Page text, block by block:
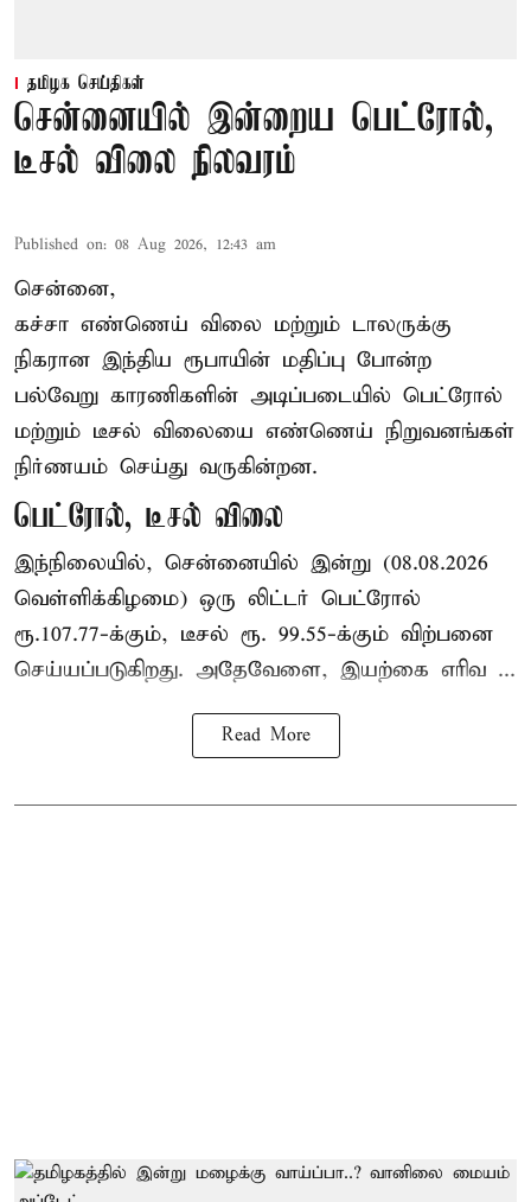
தமிழக செய்திகள்
சென்னையில் இன்றைய பெட்ரோல்,
டீசல் விலை நிலவரம்
Published on: 08 Aug 2026, 12:43 am
சென்னை,
கச்சா எண்ணெய் விலை மற்றும் டாலருக்கு
நிகரான இந்திய ரூபாயின் மதிப்பு போன்ற
பல்வேறு காரணிகளின் அடிப்படையில் பெட்ரோல்
மற்றும் டீசல் விலையை எண்ணெய் நிறுவனங்கள்
நிர்ணயம் செய்து வருகின்றன.
பெட்ரோல், டீசல் விலை
இந்நிலையில், சென்னையில் இன்று (08.08.2026
வெள்ளிக்கிழமை) ஒரு லிட்டர் பெட்ரோல்
ரூ.107.77-க்கும், டீசல் ரூ. 99.55-க்கும் விற்பனை
செய்யப்படுகிறது. அதேவேளை, இயற்கை எரிவ ...
Read More